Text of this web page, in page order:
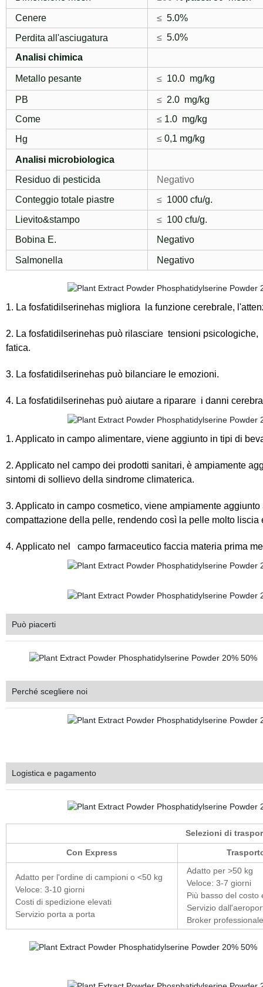
Cenere ≤ 5.0%
Perdita all'asciugatura
≤ 5.0%
Analisi chimica
Metallo pesante ≤ 10.0 mg/kg
PB ≤ 2.0 mg/kg
Come
≤1.0 mg/kg
Hg
≤0,1 mg/kg
Analisi microbiologica
Residuo di pesticida
Negativo
Conteggio totale piastre
≤ 1000 cfu/g.
Lievito&stampo
≤ 100 cfu/g.
Bobina E.
Negativo
Salmonella Negativo
1. La fosfatidilserinehas migliora la funzione cerebrale,
2. La fosfatidilserinehas può rilasciare tensioni psicologiche,
fatica.
3. La fosfatidilserinehas può bilanciare le emozioni.
4. La fosfatidilserinehas può aiutare a riparare i danni
1. Applicato in campo alimentare, viene aggiunto in tipi di
2. Applicato nel campo dei prodotti sanitari, è ampiamente
sintomi di sollievo della sindrome climaterica.
3. Applicato in campo cosmetico, viene ampiamente
compattazione della pelle, rendendo così la pelle molto liscia
4. Applicato nel campo farmaceutico faccia materia prima
Può piacerti
Perché scegliere noi
Logistica e pagamento
Selezioni di
Con Express
Adatto per l'ordine di campioni o <50 kg
Veloce: 3-10 giorni
Costi di spedizione elevati
Servizio porta a porta
Adatto per >50 kg
Veloce: 3-7 giorni
Più basso del costo
Servizio
Broker